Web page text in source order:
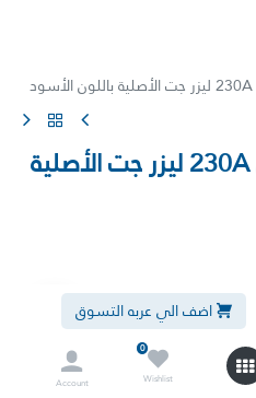
اضف الي عربه التسوق
0
Wishlist
Account
خرطوشة حبر اتش بي 230A ليزر جت الأصلية
القياسية
صفحة